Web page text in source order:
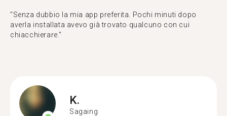
"Senza dubbio la mia app preferita. Pochi minuti dopo
averla installata avevo già trovato qualcuno con cui
chiacchierare."
K.
Sagaing